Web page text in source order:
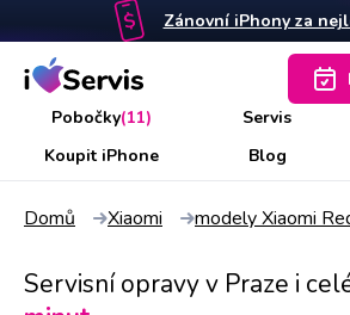
Zánovní iPhony za
Pobočky(11) Servis
Koupit iPhone
Blog
Domů Xiaomi modely Xiaomi
Servisní opravy v Praze i